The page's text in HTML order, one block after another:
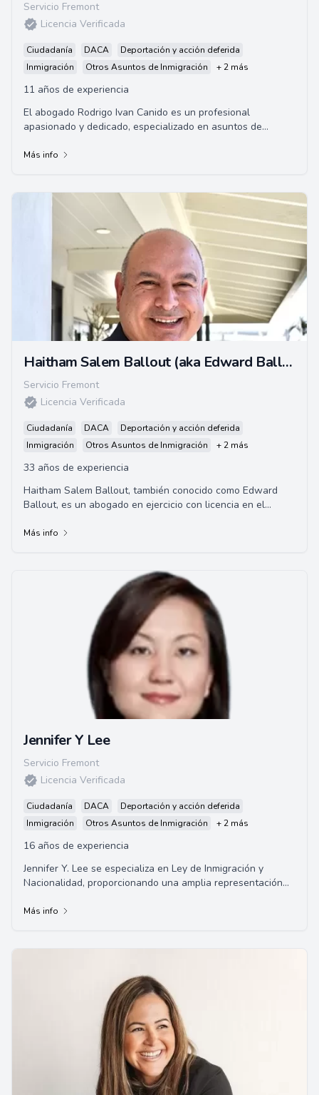
Servicio Fremont
Licencia Verificada
Ciudadanía DACA
Deportación y acción deferida
Inmigración
Otros Asuntos de Inmigración + 2 más
11 años de experiencia
El abogado Rodrigo Ivan Canido es un profesional
apasionado y dedicado, especializado en asuntos de
Más info
Haitham Salem Ballout (aka Edward Ballout)
Servicio Fremont
Licencia Verificada
Ciudadanía DACA
Deportación y acción deferida
Inmigración
Otros Asuntos de Inmigración + 2 más
33 años de experiencia
Haitham Salem Ballout, también conocido como Edward
Ballout, es un abogado en ejercicio con licencia en el
Más info
Jennifer Y Lee
Servicio Fremont
Licencia Verificada
Ciudadanía DACA
Deportación y acción deferida
Inmigración
Otros Asuntos de Inmigración + 2 más
16 años de experiencia
Jennifer Y. Lee se especializa en Ley de Inmigración y
Nacionalidad, proporcionando una amplia representación
Más info